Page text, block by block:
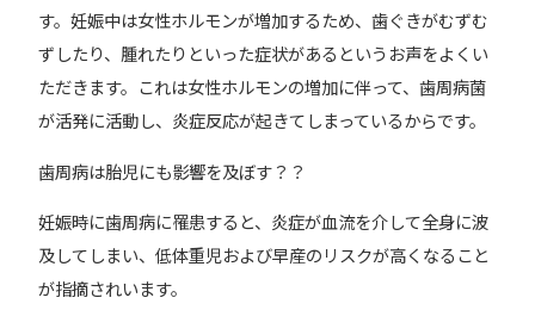
す。妊娠中は女性ホルモンが増加するため、歯ぐきがむずむ
ずしたり、腫れたりといった症状があるというお声をよくい
ただきます。これは女性ホルモンの増加に伴って、歯周病菌
が活発に活動し、炎症反応が起きてしまっているからです。
歯周病は胎児にも影響を及ぼす？？
妊娠時に歯周病に罹患すると、炎症が血流を介して全身に波
及してしまい、低体重児および早産のリスクが高くなること
が指摘されいます。